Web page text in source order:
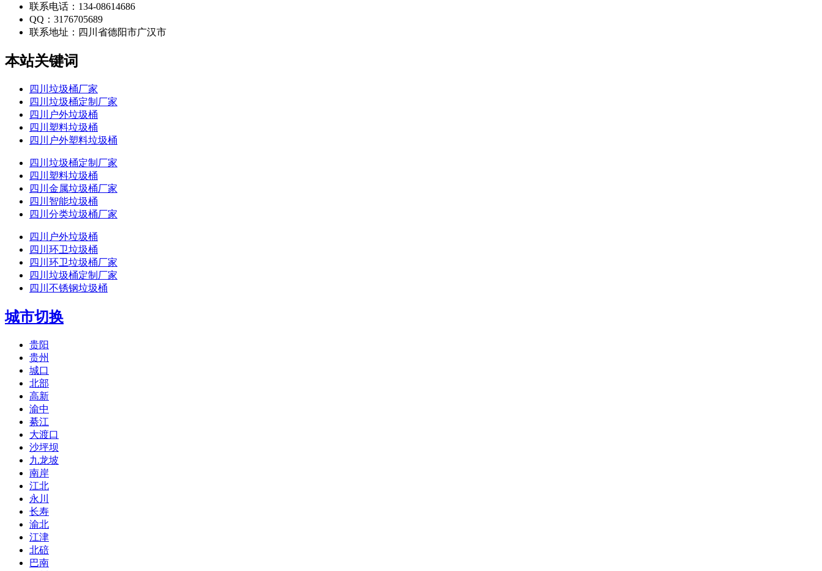
联系电话：134-08614686
QQ：3176705689
联系地址： 四川省德阳市广汉市
本站关键词
四川垃圾桶厂家
四川垃圾桶定制厂家
四川户外垃圾桶
四川塑料垃圾桶
四川户外塑料垃圾桶
四川垃圾桶定制厂家
四川塑料垃圾桶
四川金属垃圾桶厂家
四川智能垃圾桶
四川分类垃圾桶厂家
四川户外垃圾桶
四川环卫垃圾桶
四川环卫垃圾桶厂家
四川垃圾桶定制厂家
四川不锈钢垃圾桶
城市切换
贵阳
贵州
城口
北部
高新
渝中
綦江
大渡口
沙坪坝
九龙坡
南岸
江北
永川
长寿
渝北
江津
北碚
巴南